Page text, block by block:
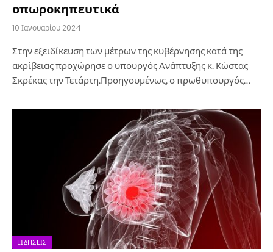
οπωροκηπευτικά
10 Ιανουαρίου 2024
Στην εξειδίκευση των μέτρων της κυβέρνησης κατά της
ακρίβειας προχώρησε ο υπουργός Ανάπτυξης κ. Κώστας
Σκρέκας την Τετάρτη.Προηγουμένως, ο πρωθυπουργός…
ΕΙΔΉΣΕΙΣ